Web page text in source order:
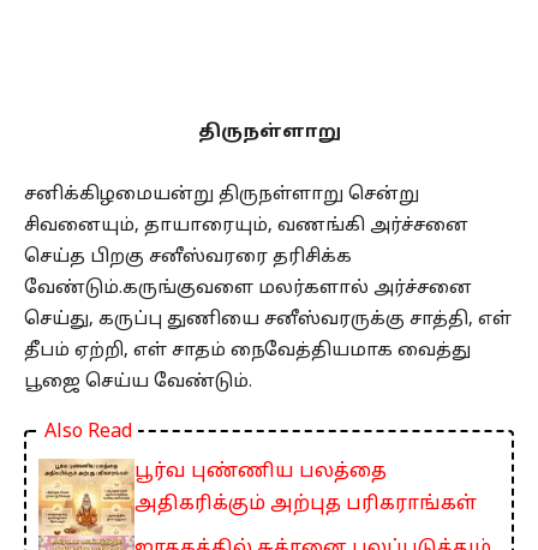
திருநள்ளாறு
சனிக்கிழமையன்று திருநள்ளாறு சென்று
சிவனையும், தாயாரையும், வணங்கி அர்ச்சனை
செய்த பிறகு சனீஸ்வரரை தரிசிக்க
வேண்டும்.கருங்குவளை மலர்களால் அர்ச்சனை
செய்து, கருப்பு துணியை சனீஸ்வரருக்கு சாத்தி, எள்
தீபம் ஏற்றி, எள் சாதம் நைவேத்தியமாக வைத்து
பூஜை செய்ய வேண்டும்.
Also Read
பூர்வ புண்ணிய பலத்தை
அதிகரிக்கும் அற்புத பரிகராங்கள்